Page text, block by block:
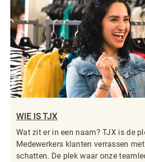
WIE IS TJX
Wat zit er in een naam? TJX is de
Medewerkers klanten verrassen
schatten. De plek waar onze